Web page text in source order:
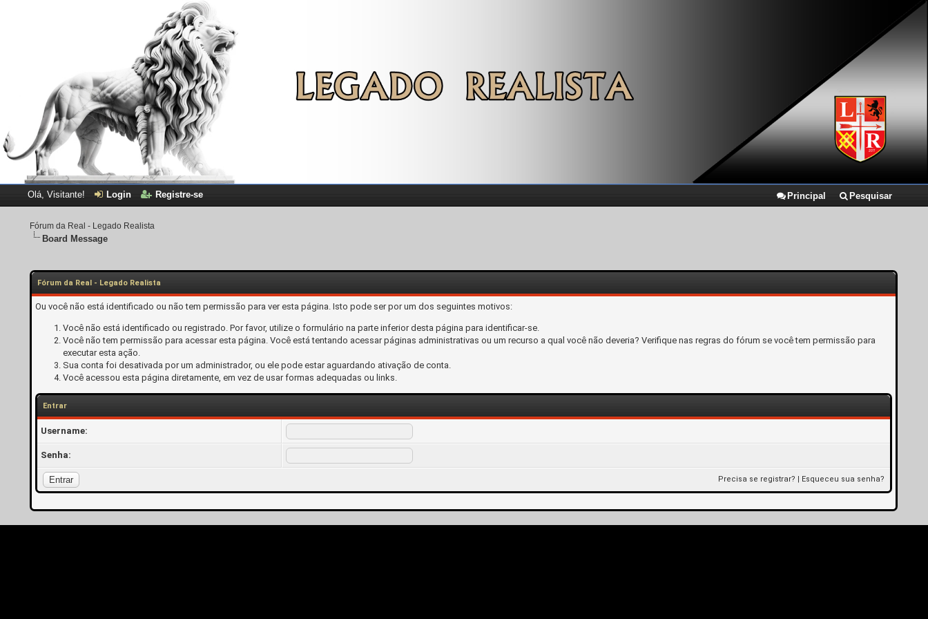
Principal Pesquisar
Olá, Visitante! Login Registre-se
Fórum da Real - Legado Realista
Board Message
Fórum da Real - Legado Realista
Ou você não está identificado ou não tem permissão para ver esta página. Isto pode ser por um dos seguintes motivos:
Você não está identificado ou registrado. Por favor, utilize o formulário na parte inferior desta página para identificar-se.
Você não tem permissão para acessar esta página. Você está tentando acessar páginas administrativas ou um recurso a qual você não deveria? Verifique nas regras do fórum se você tem permissão para
executar esta ação.
Sua conta foi desativada por um administrador, ou ele pode estar aguardando ativação de conta.
Você acessou esta página diretamente, em vez de usar formas adequadas ou links.
Entrar
Username:
Senha:
Precisa se registrar? | Esqueceu sua senha?